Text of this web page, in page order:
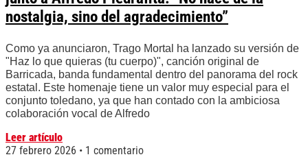
nostalgia, sino del agradecimiento”
Como ya anunciaron, Trago Mortal ha lanzado su versión de
"Haz lo que quieras (tu cuerpo)", canción original de
Barricada, banda fundamental dentro del panorama del rock
estatal. Este homenaje tiene un valor muy especial para el
conjunto toledano, ya que han contado con la ambiciosa
colaboración vocal de Alfredo
Leer artículo
27 febrero 2026
1 comentario